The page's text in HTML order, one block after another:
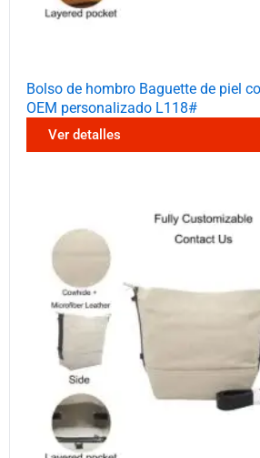
Bolso de hombro Baguette de piel
OEM personalizado L118#
Ver detalles